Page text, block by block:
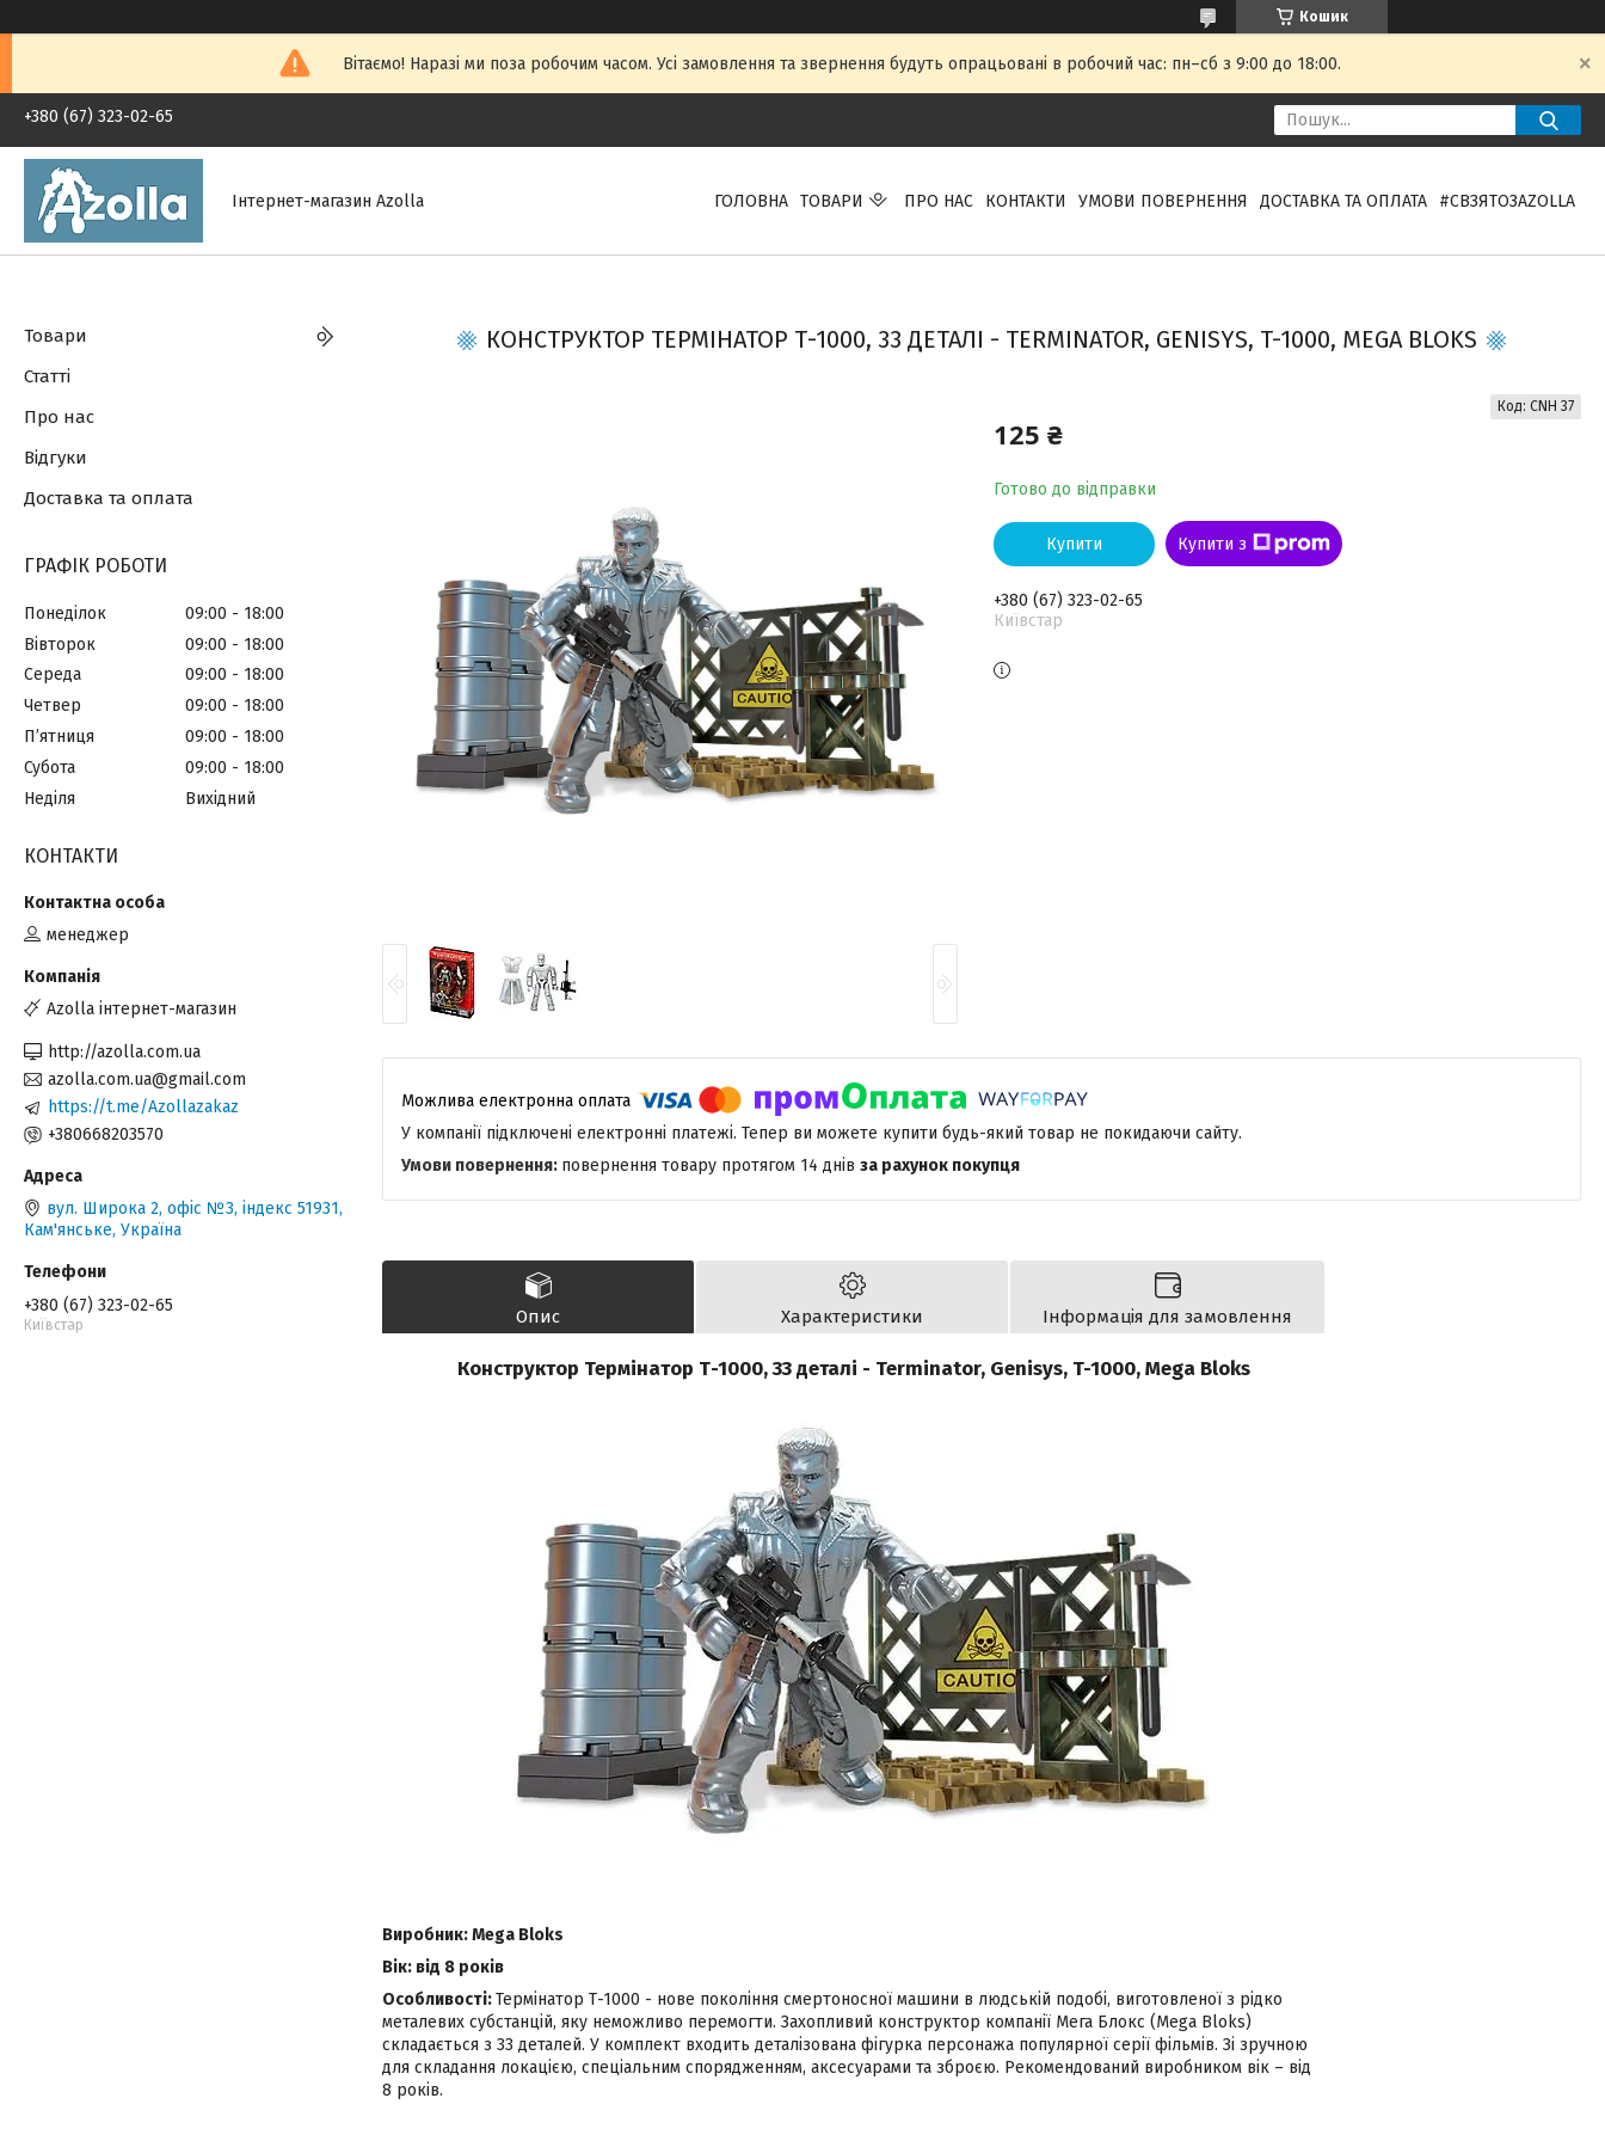
Кошик
Вітаємо! Наразі ми поза робочим часом. Усі замовлення та звернення будуть опрацьовані в робочий час: пн–сб з 9:00 до 18:00.
+380 (67) 323-02-65
Інтернет-магазин Azolla ГОЛОВНА ТОВАРИ ПРО НАС КОНТАКТИ УМОВИ ПОВЕРНЕННЯ ДОСТАВКА ТА ОПЛАТА #СВЗЯТОЗAZOLLA
КОНСТРУКТОР ТЕРМІНАТОР Т-1000, 33 ДЕТАЛІ - TERMINATOR, GENISYS, T-1000, MEGA BLOKS
125 ₴
Готово до відправки
Код: CNH 37
Купити Купити з
+380 (67) 323-02-65
Київстар
У компанії підключені електронні платежі. Тепер ви можете купити будь-який товар не покидаючи сайту.
повернення товару протягом 14 днів за рахунок покупця
Опис Характеристики Інформація для замовлення
Конструктор Термінатор Т-1000, 33 деталі - Terminator, Genisys, T-1000, Mega Bloks
Виробник: Mega Bloks
Вік: від 8 років
Особливості:Термінатор Т-1000 - нове покоління смертоносної машини в людській подобі, виготовленої з рідко
металевих субстанцій, яку неможливо перемогти. Захопливий конструктор компанії Мега Блокс (Mega Bloks)
складається з 33 деталей. У комплект входить деталізована фігурка персонажа популярної серії фільмів. Зі зручною
для складання локацією, спеціальним спорядженням, аксесуарами та зброєю. Рекомендований виробником вік – від
8 років.
Товари
Статті
Про нас
Відгуки
Доставка та оплата
ГРАФІК РОБОТИ
Понеділок 09:00
18:00
Вівторок
09:00
18:00
Середа
09:00
18:00
Четвер
09:00
18:00
Пʼятниця
09:00
18:00
Субота
09:00
18:00
Неділя
Вихідний
КОНТАКТИ
менеджер
Azolla інтернет-магазин
http://azolla.com.ua
azolla.com.ua@gmail.com
https://t.me/Azollazakaz
+380668203570
вул. Широка 2, офіс №3, індекс 51931,
Кам'янське, Україна
+380 (67) 323-02-65
Київстар